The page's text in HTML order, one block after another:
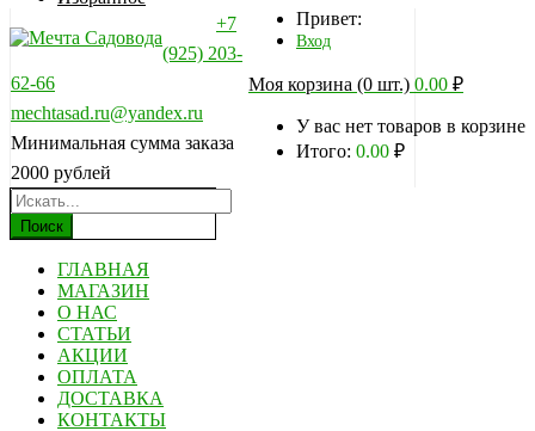
Привет:
Вход
Моя корзина (0 шт.) 0.00 ₽
У вас нет товаров в корзине
Итого: 0.00 ₽
+7
(925) 203-
62-66
mechtasad.ru@yandex.ru
Минимальная сумма заказа
2000 рублей
Поиск
ГЛАВНАЯ
МАГАЗИН
О НАС
СТАТЬИ
АКЦИИ
ОПЛАТА
ДОСТАВКА
КОНТАКТЫ